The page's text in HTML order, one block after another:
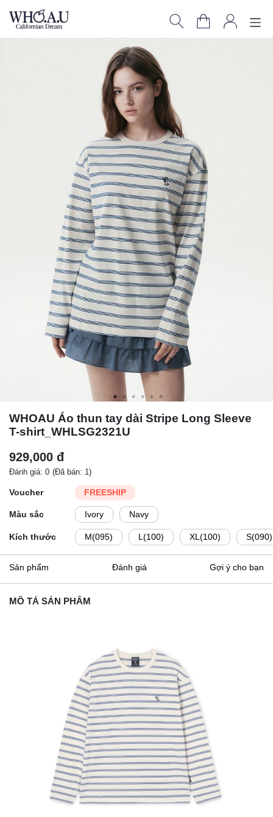
WHOAU Áo thun tay dài Stripe Long Sleeve
T-shirt_WHLSG2321U
929,000 đ
Đánh giá: 0 (Đã bán: 1)
Voucher FREESHIP
Màu sắc Ivory Navy
Kích thước M(095) L(100) XL(100) S(090)
Sản phẩm Đánh giá Gợi ý cho bạn
MÔ TẢ SẢN PHẨM